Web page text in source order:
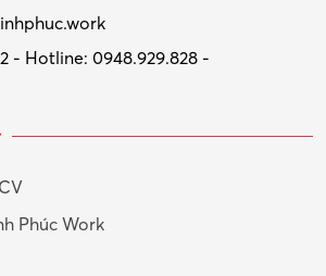
- Hotline: 0948.929.828 -
Phúc Work